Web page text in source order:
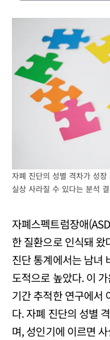
자폐 진단의 성별 격차가 성
실상 사라질 수 있다는 분석
자폐스펙트럼장애
한 질환으로 인식돼
진단 통계에서는 남녀
도적으로 높았다. 이
기간 추적한 연구에서
다. 자폐 진단의 성별
며, 성인기에 이르면